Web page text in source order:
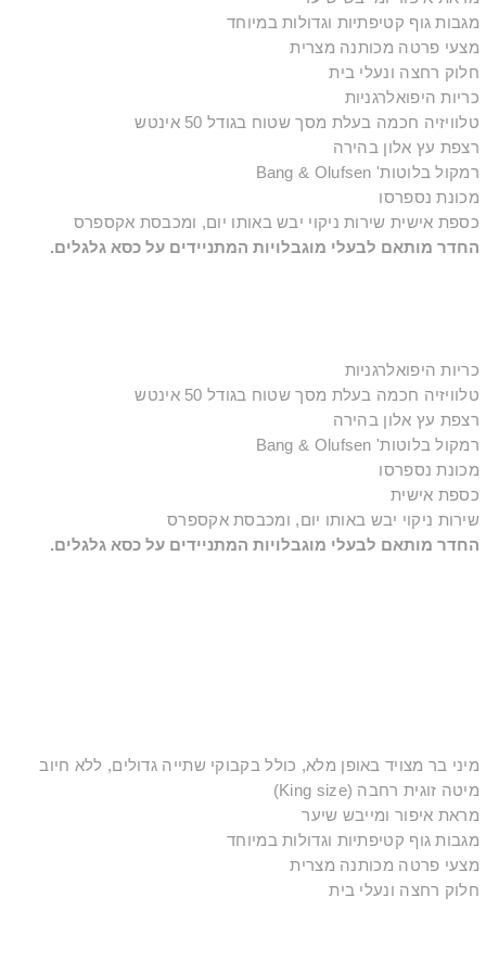
מגבות גוף קטיפתיות וגדולות במיוחד
מצעי פרטה מכותנה מצרית
חלוק רחצה ונעלי בית
כריות היפואלרגניות
טלוויזיה חכמה בעלת מסך שטוח בגודל 50 אינטש
רצפת עץ אלון בהירה
רמקול בלוטות' Bang & Olufsen
מכונת נספרסו
כספת אישית שירות ניקוי יבש באותו יום, ומכבסת אקספרס
החדר מותאם לבעלי מוגבלויות המתניידים על כסא גלגלים.
כריות היפואלרגניות
טלוויזיה חכמה בעלת מסך שטוח בגודל 50 אינטש
רצפת עץ אלון בהירה
רמקול בלוטות' Bang & Olufsen
מכונת נספרסו
כספת אישית
שירות ניקוי יבש באותו יום, ומכבסת אקספרס
החדר מותאם לבעלי מוגבלויות המתניידים על כסא גלגלים.
מיני בר מצויד באופן מלא, כולל בקבוקי שתייה גדולים, ללא חיוב
מיטה זוגית רחבה (King size)
מראת איפור ומייבש שיער
מגבות גוף קטיפתיות וגדולות במיוחד
מצעי פרטה מכותנה מצרית
חלוק רחצה ונעלי בית